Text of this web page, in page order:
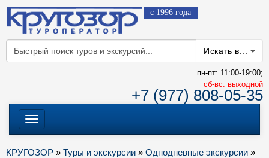
с 1996 года
Искать в...
пн-пт: 11:00-19:00;
cб-вс: выходной
+7 (977) 808-05-35
Меню
КРУГОЗОР » Туры и экскурсии » Однодневные экскурсии »